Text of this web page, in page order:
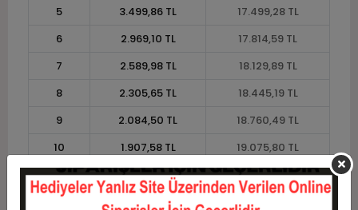
5
3.499,86 TL
17.499,28 TL
6
2.969,10 TL
17.814,59 TL
7
2.589,98 TL
18.129,89 TL
8
2.305,65 TL
18.445,19 TL
9
2.084,50 TL
18.760,49 TL
10
1.907,58 TL
19.075,80 TL
11
1.748,50 TL
19.233,45 TL
12
1.629,06 TL 19.548,75 TL